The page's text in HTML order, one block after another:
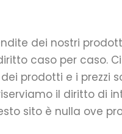
dei nostri
caso per caso.
prodotti e i prezzi
il diritto di
sito è nulla ove